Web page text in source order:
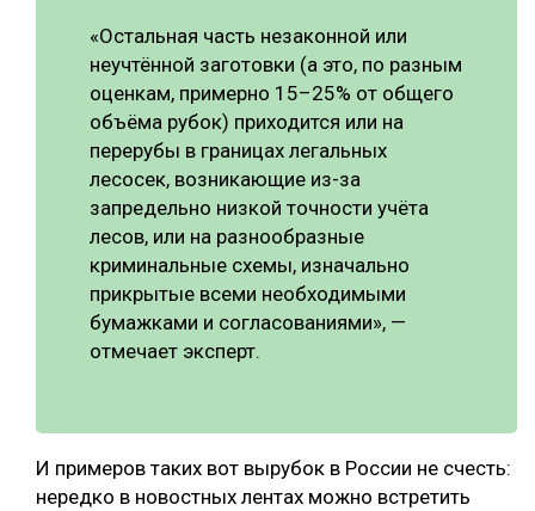
«Остальная часть незаконной или
неучтённой заготовки (а это, по разным
оценкам, примерно 15–25% от общего
объёма рубок) приходится или на
перерубы в границах легальных
лесосек, возникающие из-за
запредельно низкой точности учёта
лесов, или на разнообразные
криминальные схемы, изначально
прикрытые всеми необходимыми
бумажками и согласованиями», —
отмечает эксперт.
И примеров таких вот вырубок в России не счесть:
нередко в новостных лентах можно встретить